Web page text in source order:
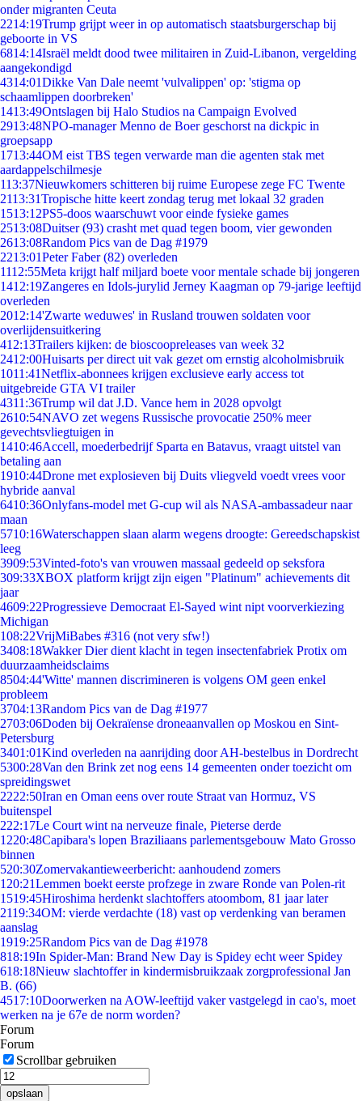
onder migranten Ceuta
2214:19Trump grijpt weer in op automatisch staatsburgerschap bij
geboorte in VS
6814:14Israël meldt dood twee militairen in Zuid-Libanon, vergelding
aangekondigd
4314:01Dikke Van Dale neemt 'vulvalippen' op: 'stigma op
schaamlippen doorbreken'
1413:49Ontslagen bij Halo Studios na Campaign Evolved
2913:48NPO-manager Menno de Boer geschorst na dickpic in
groepsapp
1713:44OM eist TBS tegen verwarde man die agenten stak met
aardappelschilmesje
113:37Nieuwkomers schitteren bij ruime Europese zege FC Twente
2113:31Tropische hitte keert zondag terug met lokaal 32 graden
1513:12PS5-doos waarschuwt voor einde fysieke games
2513:08Duitser (93) crasht met quad tegen boom, vier gewonden
2613:08Random Pics van de Dag #1979
2213:01Peter Faber (82) overleden
1112:55Meta krijgt half miljard boete voor mentale schade bij jongeren
1412:19Zangeres en Idols-jurylid Jerney Kaagman op 79-jarige leeftijd
overleden
2012:14'Zwarte weduwes' in Rusland trouwen soldaten voor
overlijdensuitkering
412:13Trailers kijken: de bioscoopreleases van week 32
2412:00Huisarts per direct uit vak gezet om ernstig alcoholmisbruik
1011:41Netflix-abonnees krijgen exclusieve early access tot
uitgebreide GTA VI trailer
4311:36Trump wil dat J.D. Vance hem in 2028 opvolgt
2610:54NAVO zet wegens Russische provocatie 250% meer
gevechtsvliegtuigen in
1410:46Accell, moederbedrijf Sparta en Batavus, vraagt uitstel van
betaling aan
1910:44Drone met explosieven bij Duits vliegveld voedt vrees voor
hybride aanval
6410:36Onlyfans-model met G-cup wil als NASA-ambassadeur naar
maan
5710:16Waterschappen slaan alarm wegens droogte: Gereedschapskist
leeg
3909:53Vinted-foto's van vrouwen massaal gedeeld op seksfora
309:33XBOX platform krijgt zijn eigen "Platinum" achievements dit
jaar
4609:22Progressieve Democraat El-Sayed wint nipt voorverkiezing
Michigan
108:22VrijMiBabes #316 (not very sfw!)
3408:18Wakker Dier dient klacht in tegen insectenfabriek Protix om
duurzaamheidsclaims
8504:44'Witte' mannen discrimineren is volgens OM geen enkel
probleem
3704:13Random Pics van de Dag #1977
2703:06Doden bij Oekraïense droneaanvallen op Moskou en Sint-
Petersburg
3401:01Kind overleden na aanrijding door AH-bestelbus in Dordrecht
5300:28Van den Brink zet nog eens 14 gemeenten onder toezicht om
spreidingswet
2222:50Iran en Oman eens over route Straat van Hormuz, VS
buitenspel
222:17Le Court wint na nerveuze finale, Pieterse derde
1220:48Capibara's lopen Braziliaans parlementsgebouw Mato Grosso
binnen
520:30Zomervakantieweerbericht: aanhoudend zomers
1 20:21Lemmen boekt eerste profzege in zware Ronde van Polen-rit
1519:45Hiroshima herdenkt slachtoffers atoombom, 81 jaar later
2119:34OM: vierde verdachte (18) vast op verdenking van beramen
aanslag
1919:25Random Pics van de Dag #1978
818:19In Spider-Man: Brand New Day is Spidey echt weer Spidey
618:18Nieuw slachtoffer in kindermisbruikzaak zorgprofessional Jan
B. (66)
4517:10Doorwerken na AOW-leeftijd vaker vastgelegd in cao's, moet
werken na je 67e de norm worden?
Forum
Forum
Scrollbar gebruiken
opslaan